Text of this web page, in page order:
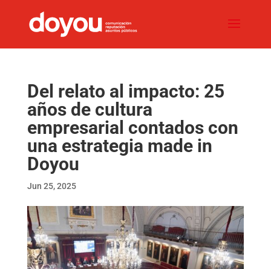
Del relato al impacto: 25
años de cultura
empresarial contados con
una estrategia made in
Doyou
Jun 25, 2025